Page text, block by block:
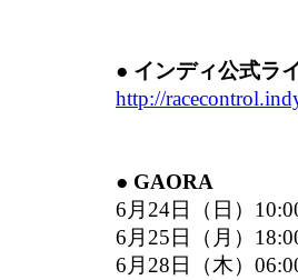
● インディ公式ラ
http://
● GAORA
6月24日（日）
6月25日（月）
6月28日（木）